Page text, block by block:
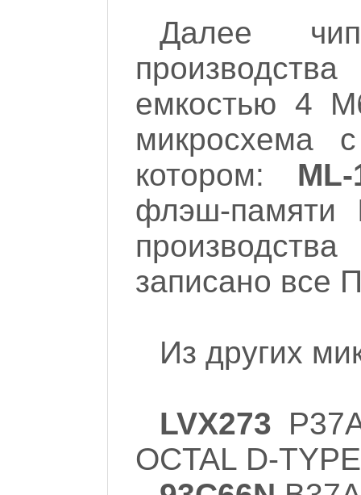
Далее
емкостью 4
микросхема
котором:
флэш-памяти
записано все
Из других
LVX273
OCTAL D-